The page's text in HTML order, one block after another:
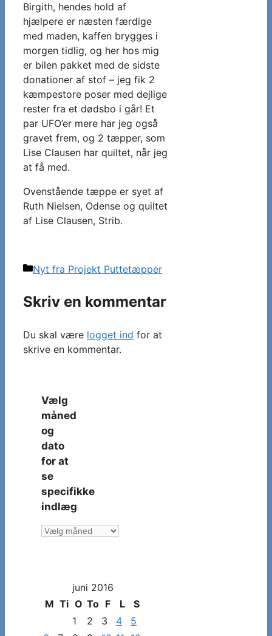
Birgith, hendes hold af
hjælpere er næsten færdige
med maden, kaffen brygges i
morgen tidlig, og her hos mig
er bilen pakket med de sidste
donationer af stof – jeg fik 2
kæmpestore poser med dejlige
rester fra et dødsbo i går! Et
par UFO’er mere har jeg også
gravet frem, og 2 tæpper, som
Lise Clausen har quiltet, når jeg
at få med.
Ovenstående tæppe er syet af
Ruth Nielsen, Odense og quiltet
af Lise Clausen, Strib.
Kategorier
Nyt fra Projekt Puttetæpper
Skriv en kommentar
Du skal være logget ind for at
skrive en kommentar.
Vælg
måned
og
dato
for at
se
specifikke
indlæg
Vælg
at
specifikke
juni 2016
M Ti O To F L
S
1
2 3 4
5